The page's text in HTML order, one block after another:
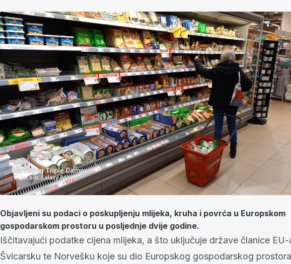
Objavljeni su podaci o poskupljenju mlijeka, kruha i povrća u Europskom
gospodarskom prostoru u posljednje dvije godine.
Iščitavajući podatke cijena mlijeka, a što uključuje države članice EU-
Švicarsku te Norvešku koje su dio Europskog gospodarskog